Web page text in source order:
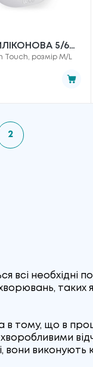
5/606
2 ШТ. M/L
Touch, розмір M/L
2
всі необхідні
таких
в тому, що в
виконують